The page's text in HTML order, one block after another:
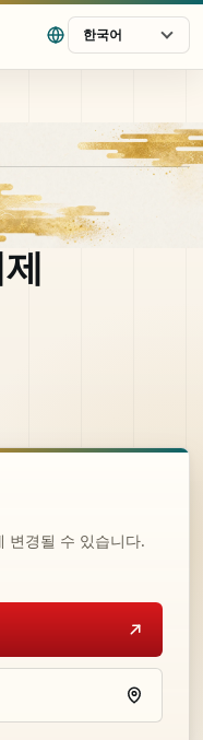
한국어
변경될 수 있습니다.